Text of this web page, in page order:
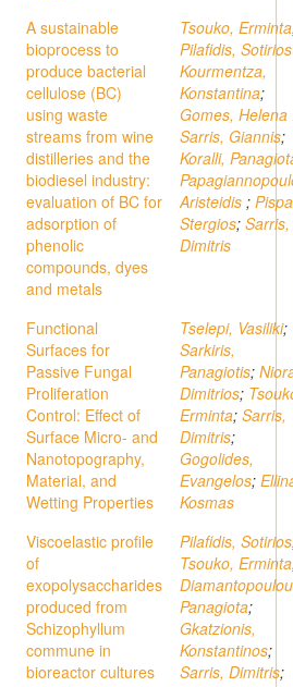
A sustainable
bioprocess to
produce bacterial
cellulose (BC)
using waste
streams from wine
distilleries and the
biodiesel industry:
evaluation of BC for
adsorption of
phenolic
compounds, dyes
and metals
Tsouko, Erminta
Pilafidis,
Kourmentza,
Konstantina;
Gomes, Helena
Sarris, Giannis;
Koralli,
Aristeidis ;
Stergios; Sarris,
Dimitris
Functional
Surfaces for
Passive Fungal
Proliferation
Control: Effect of
Surface Micro- and
Nanotopography,
Material, and
Wetting Properties
Tselepi, Vasiliki;
Sarkiris,
Panagiotis;
Dimitrios;
Erminta; Sarris,
Dimitris;
Gogolides,
Evangelos;
Kosmas
Viscoelastic profile
of
exopolysaccharides
produced from
Schizophyllum
commune in
bioreactor cultures
Pilafidis, Sotiriοs
Tsouko, Erminta
Panagiota;
Gkatzionis,
Konstantinos;
Sarris, Dimitris;